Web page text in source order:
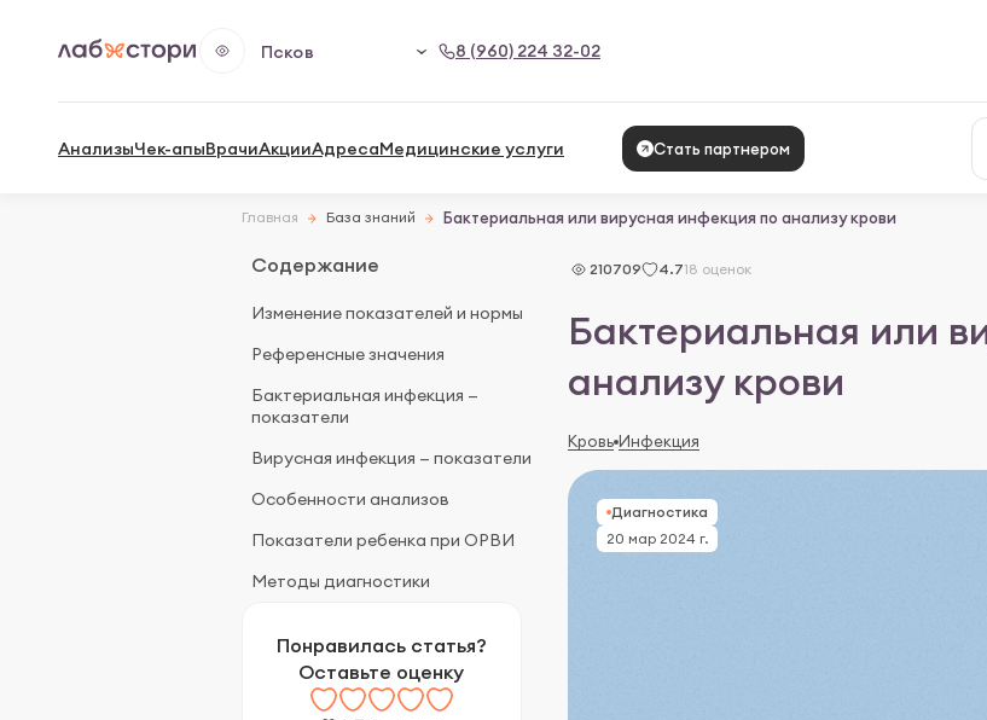
Псков 8 (960) 224 32-02
АнализыЧек-апыВрачиАкцииАдресаМедицинские услуги Стать партнером
Главная База знаний Бактериальная или вирусная инфекция по анализу крови
Содержание
Изменение показателей и нормы
Референсные значения
Бактериальная инфекция —
показатели
Вирусная инфекция — показатели
Особенности анализов
Показатели ребенка при ОРВИ
Методы диагностики
Понравилась статья?
Оставьте оценку
210709 4.718 оценок
Бактериальная или
анализу крови
Кровь Инфекция
Диагностика
20 мар 2024 г.